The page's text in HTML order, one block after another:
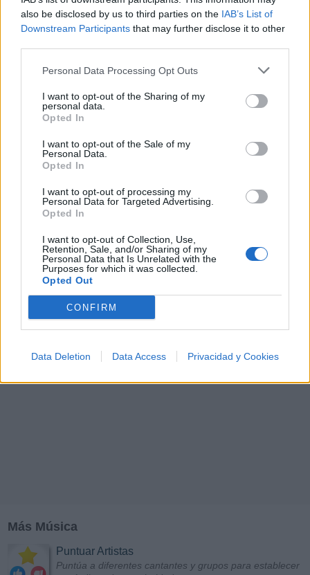
also be disclosed by us to third parties on the IAB’s List of
Downstream Participants that may further disclose it to other
Personal Data Processing Opt Outs
I want to opt-out of the Sharing of my
personal data.
Opted In
I want to opt-out of the Sale of my
Personal Data.
Opted In
I want to opt-out of processing my
Personal Data for Targeted Advertising.
Opted In
I want to opt-out of Collection, Use,
Retention, Sale, and/or Sharing of my
Personal Data that Is Unrelated with the
Purposes for which it was collected.
Opted Out
CONFIRM
Data Deletion Data Access Privacidad y Cookies
Añadir un comentario ...
Psicodelia y Space Rock 🎸✨
psicodelia, space rock y atmósferas cósmicas para
tus noches de astronomía. 🪐🎸 Desconecta, mira
al firmamento y siente la gravedad cero. 💾 ¡Guarda
✨⭐
Letras Top Artistas Playlists
B C
N O P Q R S T
Z #
Más Música
Puntuar Artistas
Puntúa a diferentes cantantes y grupos para establecer